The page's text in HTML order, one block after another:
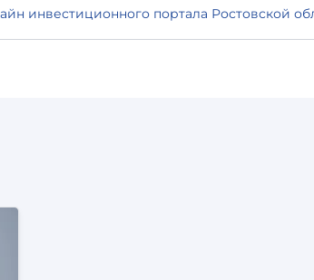
инвестиционного портала Ростовской